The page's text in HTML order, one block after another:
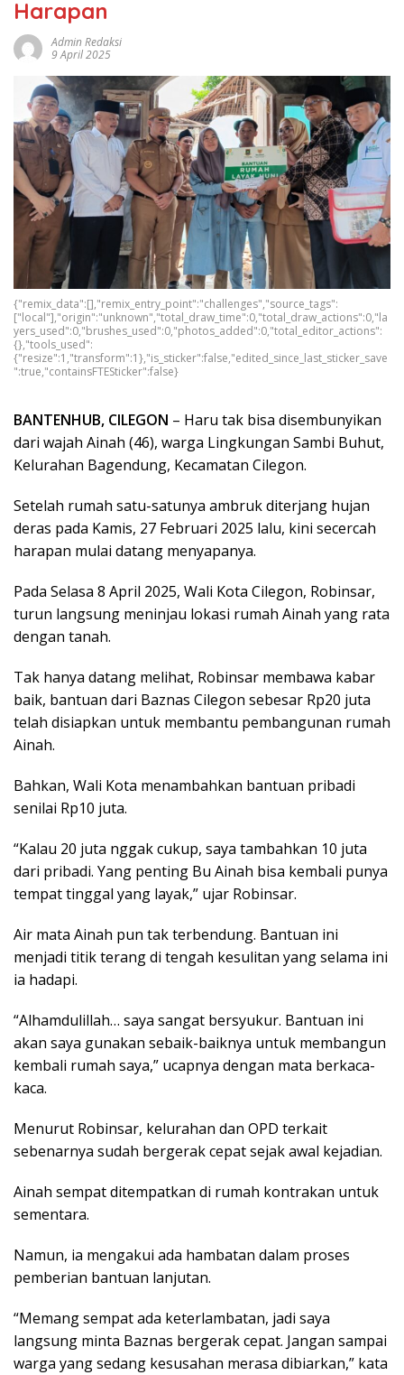
Harapan
Admin Redaksi
9 April 2025
{"remix_data":[],"remix_entry_point":"challenges","source_tags":
["local"],"origin":"unknown","total_draw_time":0,"total_draw_actions":0,"la
yers_used":0,"brushes_used":0,"photos_added":0,"total_editor_actions":
{},"tools_used":
{"resize":1,"transform":1},"is_sticker":false,"edited_since_last_sticker_save
":true,"containsFTESticker":false}
BANTENHUB, CILEGON – Haru tak bisa disembunyikan
dari wajah Ainah (46), warga Lingkungan Sambi Buhut,
Kelurahan Bagendung, Kecamatan Cilegon.
Setelah rumah satu-satunya ambruk diterjang hujan
deras pada Kamis, 27 Februari 2025 lalu, kini secercah
harapan mulai datang menyapanya.
Pada Selasa 8 April 2025, Wali Kota Cilegon, Robinsar,
turun langsung meninjau lokasi rumah Ainah yang rata
dengan tanah.
Tak hanya datang melihat, Robinsar membawa kabar
baik, bantuan dari Baznas Cilegon sebesar Rp20 juta
telah disiapkan untuk membantu pembangunan rumah
Ainah.
Bahkan, Wali Kota menambahkan bantuan pribadi
senilai Rp10 juta.
“Kalau 20 juta nggak cukup, saya tambahkan 10 juta
dari pribadi. Yang penting Bu Ainah bisa kembali punya
tempat tinggal yang layak,” ujar Robinsar.
Air mata Ainah pun tak terbendung. Bantuan ini
menjadi titik terang di tengah kesulitan yang selama ini
ia hadapi.
“Alhamdulillah… saya sangat bersyukur. Bantuan ini
akan saya gunakan sebaik-baiknya untuk membangun
kembali rumah saya,” ucapnya dengan mata berkaca-
kaca.
Menurut Robinsar, kelurahan dan OPD terkait
sebenarnya sudah bergerak cepat sejak awal kejadian.
Ainah sempat ditempatkan di rumah kontrakan untuk
sementara.
Namun, ia mengakui ada hambatan dalam proses
pemberian bantuan lanjutan.
“Memang sempat ada keterlambatan, jadi saya
langsung minta Baznas bergerak cepat. Jangan sampai
warga yang sedang kesusahan merasa dibiarkan,” kata